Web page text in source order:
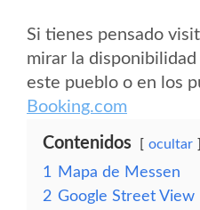
Si tienes pensado
mirar la
este pueblo o en los
Booking.com
Contenidos ocultar
1
Mapa de Messen
2 Google Street